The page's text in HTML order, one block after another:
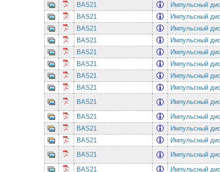
BAS21
Импульсный
BAS21
Импульсный
BAS21
Импульсный
BAS21
Импульсный
BAS21
Импульсный
BAS21
Импульсный
BAS21
Импульсный
BAS21
Импульсный
BAS21
Импульсный
BAS21
Импульсный
BAS21
Импульсный
BAS21
Импульсный
BAS21
Импульсный
BAS21
Импульсный